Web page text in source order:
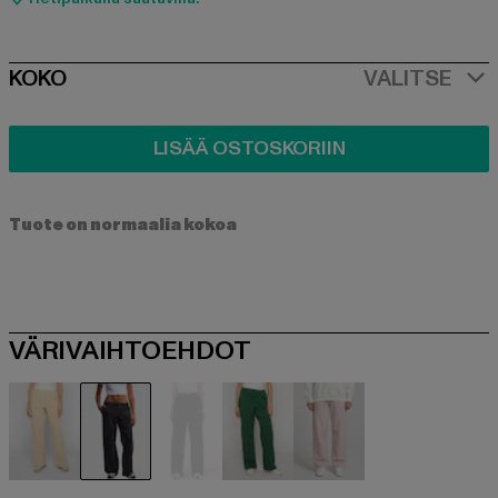
SIZE
KOKO VALITSE
LISÄÄ OSTOSKORIIN
Tuote on normaalia kokoa
VÄRIVAIHTOEHDOT